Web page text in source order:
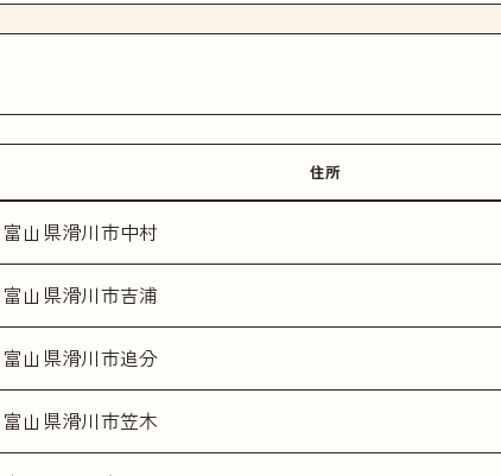
住所
富山県滑川市中村
富山県滑川市吉浦
富山県滑川市追分
富山県滑川市笠木